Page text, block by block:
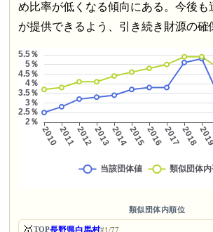
め比率が低くなる傾向にある。今後も
が提供できるよう、引き続き財源の確
類似団体内順位
TOP #1/77